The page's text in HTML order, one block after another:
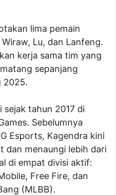
lima pemain
Lu, dan Lanfeng.
kerja sama tim yang
sepanjang
2025.
sejak tahun 2017 di
Sebelumnya
Esports, Kagendra kini
dan menaungi lebih dari
di empat divisi aktif:
Free Fire, dan
(MLBB).